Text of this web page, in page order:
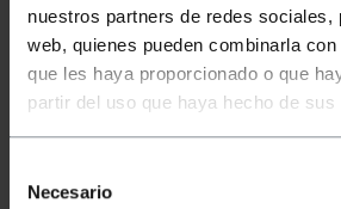
nuestros partners de redes sociales,
web, quienes pueden combinarla
que les haya proporcionado o que
partir del uso que haya hecho de
Necesario
especificações
Cabo de fibra óptica simplex
(SM), 3 m de comprimento.
Revestimento branco ideal
em paredes brancas.
Cabo 100% verificado,